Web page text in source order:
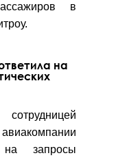
в
на
запросы